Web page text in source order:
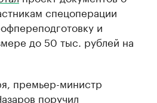
спецоперации
и
до 50 тыс. рублей на
премьер-министр
поручил